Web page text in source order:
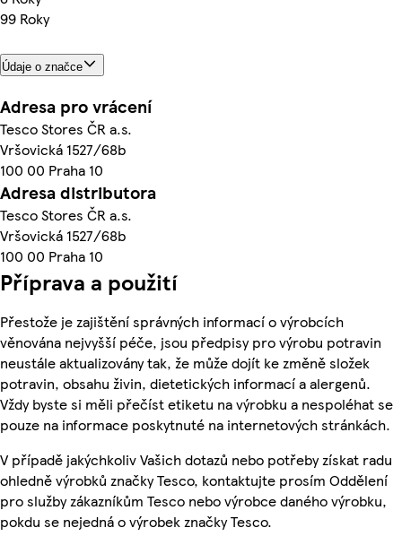
99 Roky
Údaje o značce
Adresa pro vrácení
Tesco Stores ČR a.s.
Vršovická 1527/68b
100 00 Praha 10
Adresa distributora
Tesco Stores ČR a.s.
Vršovická 1527/68b
100 00 Praha 10
Příprava a použití
Přestože je zajištění správných informací o výrobcích
věnována nejvyšší péče, jsou předpisy pro výrobu potravin
neustále aktualizovány tak, že může dojít ke změně složek
potravin, obsahu živin, dietetických informací a alergenů.
Vždy byste si měli přečíst etiketu na výrobku a nespoléhat se
pouze na informace poskytnuté na internetových stránkách.
V případě jakýchkoliv Vašich dotazů nebo potřeby získat radu
ohledně výrobků značky Tesco, kontaktujte prosím Oddělení
pro služby zákazníkům Tesco nebo výrobce daného výrobku,
pokdu se nejedná o výrobek značky Tesco.